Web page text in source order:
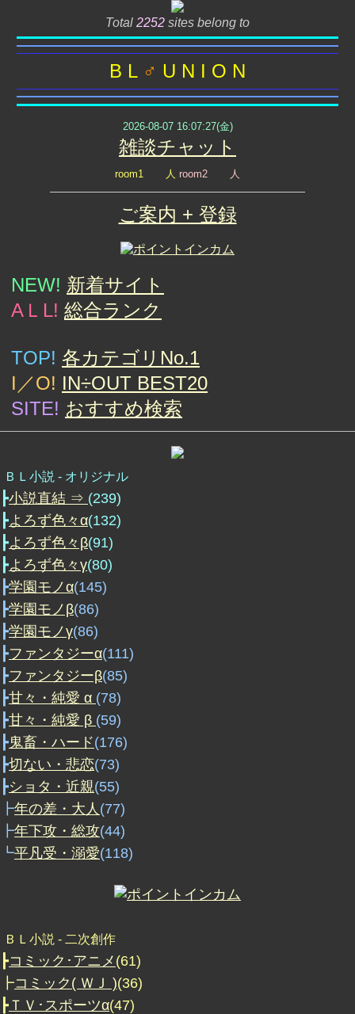
Total 2252 sites belong to
B L ♂ U N I O N
2026-08-07 16:07:27(金)
雑談チャット
room1 人 room2 人
ご案内 + 登録
NEW! 新着サイト
AＬL! 総合ランク
TOP! 各カテゴリNo.1
I／O! IN÷OUT BEST20
SITE! おすすめ検索
ＢＬ小説 ‐ オリジナル
┣小説直結 ⇒ (239)
┣よろず色々α(132)
┣よろず色々β(91)
┣よろず色々γ(80)
┣学園モノα(145)
┣学園モノβ(86)
┣学園モノγ(86)
┣ファンタジーα(111)
┣ファンタジーβ(85)
┣甘々・純愛 α (78)
┣甘々・純愛 β (59)
┣鬼畜・ハード(176)
┣切ない・悲恋(73)
┣ショタ・近親(55)
┣年の差・大人 (77)
┣年下攻・総攻(44)
┗平凡受・溺愛(118)
ＢＬ小説 ‐ 二次創作
┣コミック･アニメ (61)
┣コミック( ＷＪ )(36)
┣ ＴＶ･スポーツα(47)